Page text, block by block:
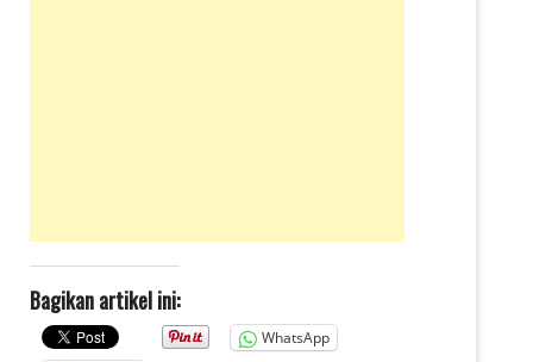
Bagikan artikel ini:
WhatsApp